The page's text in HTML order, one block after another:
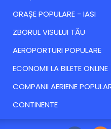
ORAȘE POPULARE - IASI
ZBORUL VISULUI TĂU
AEROPORTURI POPULARE
ECONOMII LA BILETE ONLINE
COMPANII AERIENE
CONTINENTE